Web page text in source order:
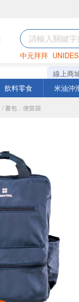
中元拜拜
罐頭 海苔
線上商
飲料零食 米油沖
/ 書包．便當袋